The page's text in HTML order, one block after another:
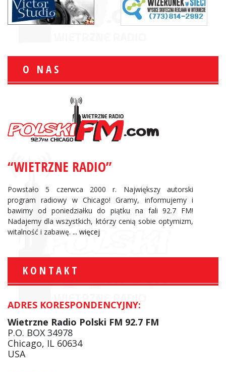
O NAS
“WIETRZNE RADIO”
Powstało 5 czerwca 2000 r. Największy autorski
program radiowy w Chicago! Gramy, informujemy i
bawimy od poniedziałku do piątku na fali 92.7 FM!
Nadajemy dla wszystkich, którzy cenią sobie optymizm,
witalność i zabawę. ... więcej
KONTAKT
ADRES KORESPONDENCYJNY:
Wietrzne Radio Polski FM 92.7 FM
P.O. BOX 34978
Chicago, IL 60634
USA